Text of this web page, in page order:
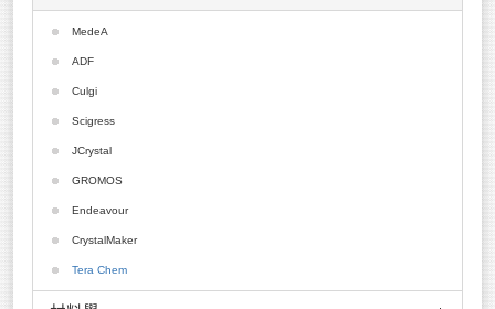
MedeA
ADF
Culgi
Scigress
JCrystal
GROMOS
Endeavour
CrystalMaker
Tera Chem